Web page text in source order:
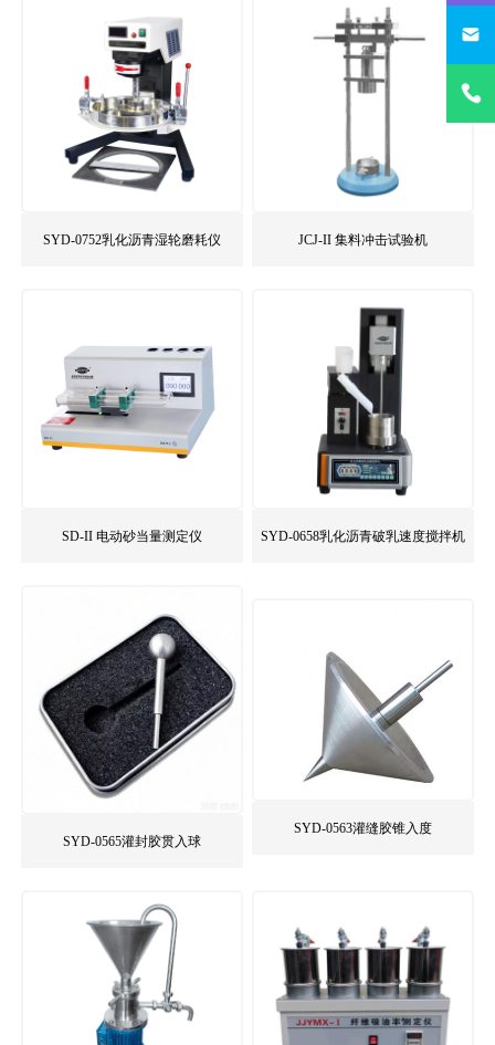
400-
SYD-0752乳化沥青湿轮磨耗仪 JCJ-II 集料冲击试验机
SD-II 电动砂当量测定仪 SYD-0658乳化沥青破乳速度搅拌机
SYD-0565灌封胶贯入球
SYD-0563灌缝胶锥入度